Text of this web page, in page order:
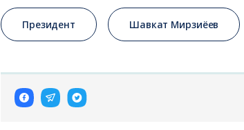
Президент Шавкат Мирзиёев